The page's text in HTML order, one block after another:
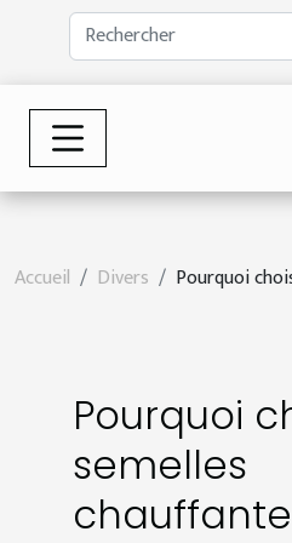
Accueil Divers Pourquoi
Pourquoi
semelles